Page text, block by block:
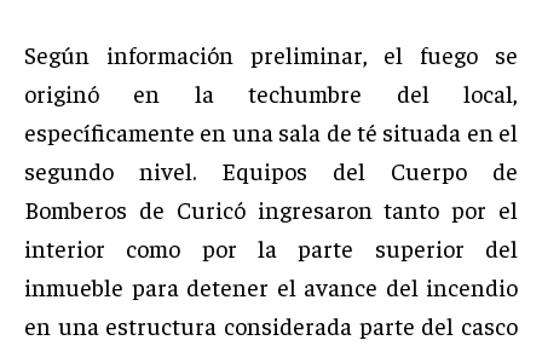
Según información preliminar, el fuego se
originó en la techumbre del local,
específicamente en una sala de té situada en el
segundo nivel. Equipos del Cuerpo de
Bomberos de Curicó ingresaron tanto por el
interior como por la parte superior del
inmueble para detener el avance del incendio
en una estructura considerada parte del casco